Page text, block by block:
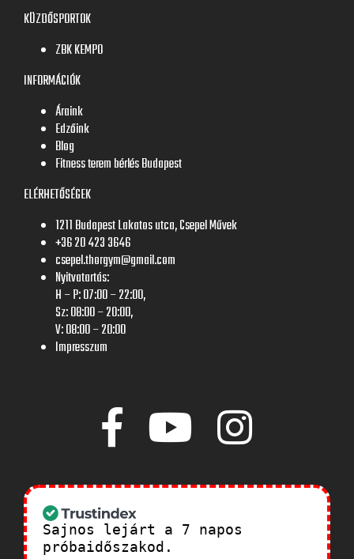
KÜZDŐSPORTOK
ZBK KEMPO
INFORMÁCIÓK
Áraink
Edzőink
Blog
Fitness terem bérlés Budapest
ELÉRHETŐSÉGEK
1211 Budapest Lakatos utca, Csepel Művek
+36 20 423 3646
csepel.thorgym@gmail.com
Nyitvatartás:
H – P: 07:00 – 22:00,
Sz: 08:00 – 20:00,
V: 08:00 – 20:00
Impresszum
Sajnos lejárt a 7 napos
próbaidőszakod.